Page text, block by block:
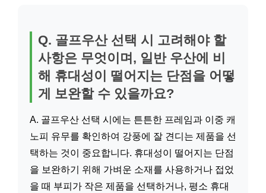
Q. 골프우산 선택 시 고려해야 할
사항은 무엇이며, 일반 우산에 비
해 휴대성이 떨어지는 단점을 어떻
게 보완할 수 있을까요?
A. 골프우산 선택 시에는 튼튼한 프레임과 이중 캐
노피 유무를 확인하여 강풍에 잘 견디는 제품을 선
택하는 것이 중요합니다. 휴대성이 떨어지는 단점
을 보완하기 위해 가벼운 소재를 사용하거나 접었
을 때 부피가 작은 제품을 선택하거나, 평소 휴대